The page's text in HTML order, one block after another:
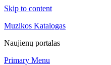
Skip to content
Muzikos Katalogas
Naujienų portalas
Primary Menu